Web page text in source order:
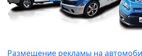
Размещение рекламы на